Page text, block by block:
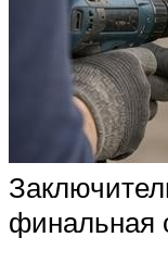
финальная